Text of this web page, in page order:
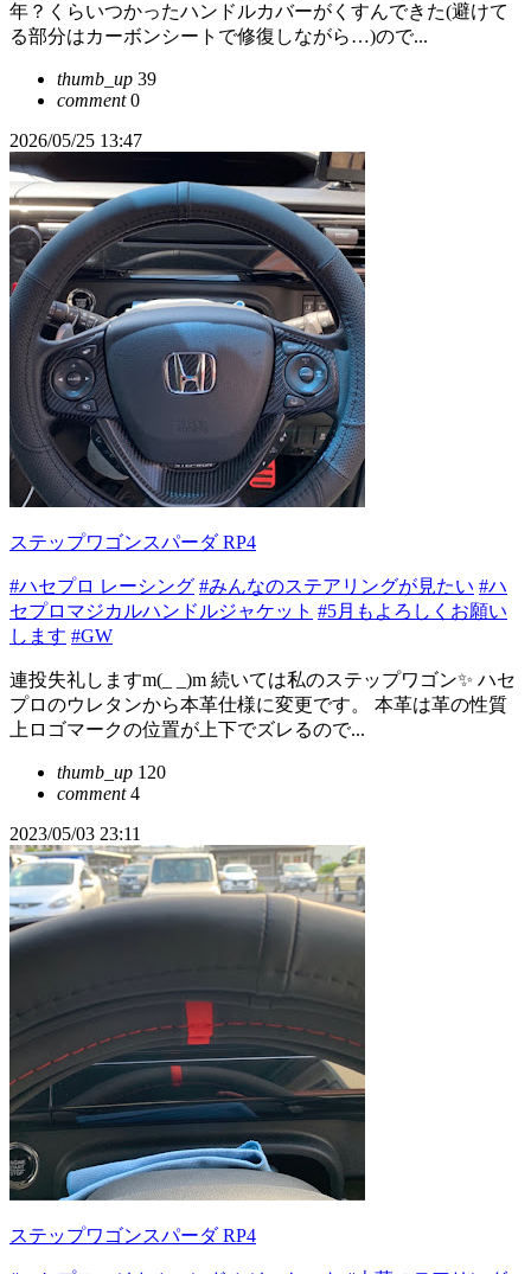
年？くらいつかったハンドルカバーがくすんできた(避けて
る部分はカーボンシートで修復しながら…)ので...
thumb_up 39
comment0
2026/05/25 13:47
ステップワゴンスパーダ RP4
#ハセプロ レーシング #みんなのステアリングが見たい #ハ
セプロマジカルハンドルジャケット #5月もよろしくお願い
します #GW
連投失礼しますm(_ _)m 続いては私のステップワゴン✨ ハセ
プロのウレタンから本革仕様に変更です。 本革は革の性質
上ロゴマークの位置が上下でズレるので...
thumb_up 120
comment4
2023/05/03 23:11
ステップワゴンスパーダ RP4